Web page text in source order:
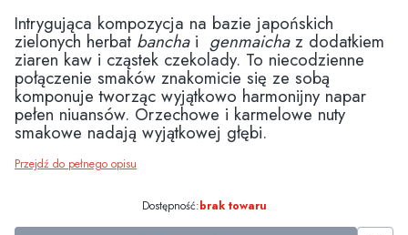
Intrygująca kompozycja na bazie japońskich
zielonych herbat bancha i genmaichaz dodatkiem
ziaren kaw i cząstek czekolady. To niecodzienne
połączenie smaków znakomicie się ze sobą
komponuje tworząc wyjątkowo harmonijny napar
pełen niuansów. Orzechowe i karmelowe nuty
smakowe nadają wyjątkowej głębi.
Przejdź do pełnego opisu
Dostępność:brak towaru